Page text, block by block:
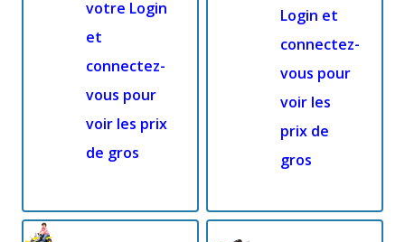
votre Login
et
connectez-
vous pour
voir les prix
de gros
Login et
connectez-
vous pour
voir les
prix de
gros